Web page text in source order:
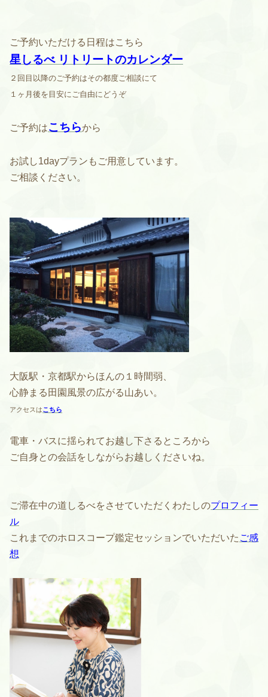
ご予約いただける日程はこちら
星しるべ リトリートのカレンダー
２回目以降のご予約はその都度ご相談にて
１ヶ月後を目安にご自由にどうぞ
ご予約はこちらから
お試し1dayプランもご用意しています。
ご相談ください。
大阪駅・京都駅からほんの１時間弱、
心静まる田園風景の広がる山あい。
アクセスはこちら
電車・バスに揺られてお越し下さるところから
ご自身との会話をしながらお越しくださいね。
ご滞在中の道しるべをさせていただくわたしのプロフィー
ル
これまでのホロスコープ鑑定セッションでいただいた ご感
想